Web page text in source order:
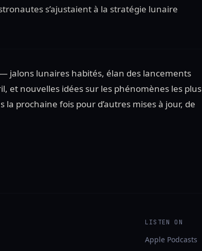
s’ajustaient à la stratégie lunaire
jalons lunaires habités, élan des lancements
et nouvelles idées sur les phénomènes les plus
la prochaine fois pour d’autres mises à jour, de
LISTEN ON
Apple Podcasts